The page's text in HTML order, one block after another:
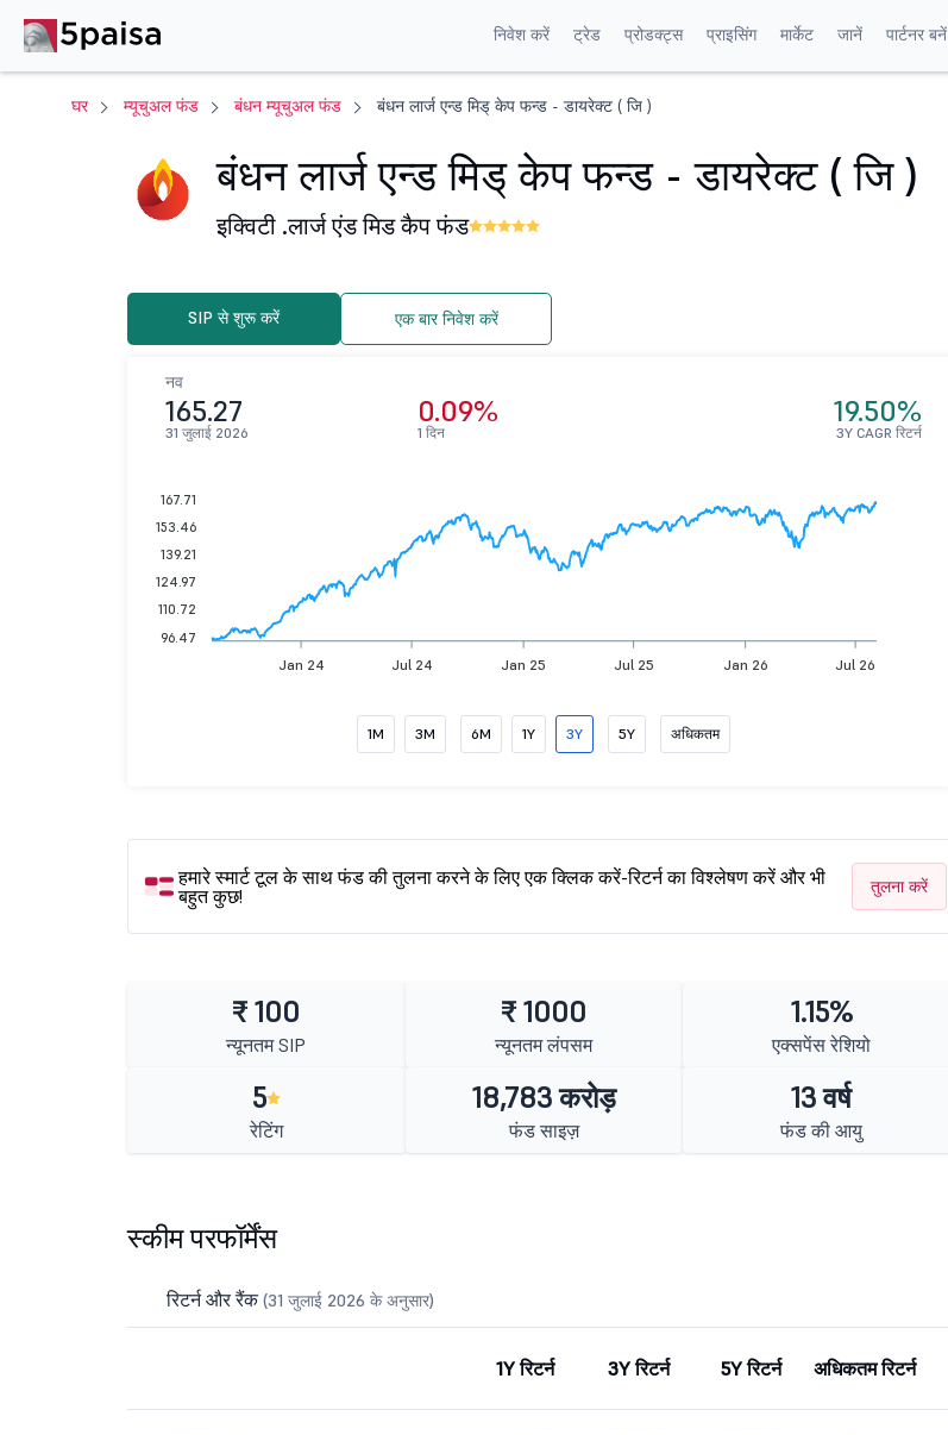
निवेश करें ट्रेड प्रोडक्ट्स प्राइसिंग मार्केट जानें पार्टनर बनें
घर म्यूचुअल फंड बंधन म्यूचुअल फंड बंधन लार्ज एन्ड मिड् केप फन्ड - डायरेक्ट ( जि )
बंधन लार्ज एन्ड मिड् केप फन्ड - डायरेक्ट ( जि )
इक्विटी .लार्ज एंड मिड कैप फंड
SIP से शुरू करें एक बार निवेश करें
नव
165.27
31 जुलाई 2026
0.09%
1 दिन
19.50%
3Y CAGR रिटर्न
Jan 24 Jul 24 Jan 25 Jul 25 Jan 26 Jul 26
167.71
153.46
139.21
124.97
110.72
96.47
1M 3M 6M 1Y 3Y 5Y अधिकतम
हमारे स्मार्ट टूल के साथ फंड की तुलना करने के लिए एक क्लिक करें-रिटर्न का विश्लेषण करें और भी
बहुत कुछ!
तुलना करें
₹ 100
न्यूनतम SIP
₹ 1000
न्यूनतम लंपसम
1.15%
एक्सपेंस रेशियो
5
रेटिंग
18,783 करोड़
फंड साइज़
13 वर्ष
फंड की आयु
स्कीम परफॉर्मेंस
रिटर्न और रैंक(31 जुलाई 2026 के अनुसार)
1Y रिटर्न 3Y रिटर्न 5Y रिटर्न अधिकतम रिटर्न